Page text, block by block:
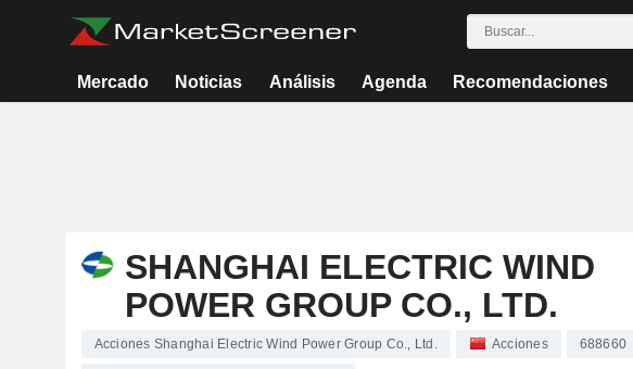
Mercado Noticias Análisis Agenda Recomendaciones
SHANGHAI ELECTRIC WIND
POWER GROUP CO., LTD.
Acciones Shanghai Electric Wind Power Group Co., Ltd. Acciones 688660